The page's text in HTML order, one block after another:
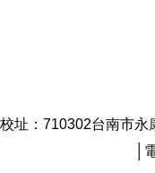
校址：710302台南市永
│